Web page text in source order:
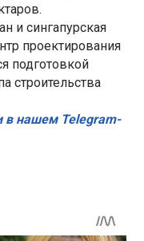
и сингапурская
проектирования
подготовкой
строительства
в нашем Telegram-